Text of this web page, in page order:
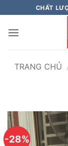
qua
nội
CHẤT
TRANG CHỦ
-28%